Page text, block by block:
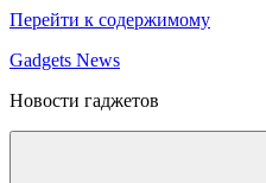
Перейти к содержимому
Gadgets News
Новости гаджетов